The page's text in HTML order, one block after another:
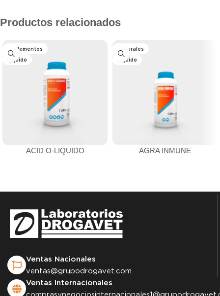
Productos relacionados
Suplementos
Líquido
ACID O-LIQUIDO
Naturales
Líquido
AGRA INMUNE
Ventas Nacionales
ventas@grupodrogavet.com
Ventas Internacionales